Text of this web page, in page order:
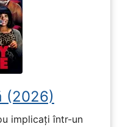
(2026)
implicați într-un